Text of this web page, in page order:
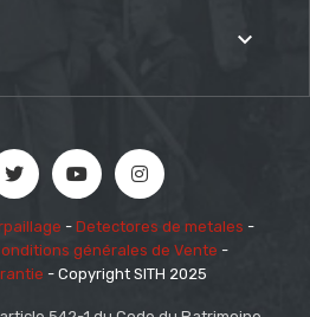

- Detectores de metales -
générales de Vente -
- Copyright SITH 2025